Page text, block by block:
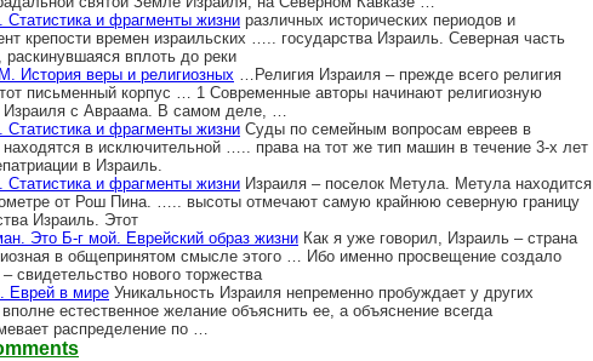
Статистика и фрагменты жизни различных исторических периодов и
крепости времен израильских ….. государства Израиль. Северная часть
раскинувшаяся вплоть до реки
История веры и религиозных …Религия Израиля – прежде всего религия
письменный корпус … 1 Современные авторы начинают религиозную
Израиля с Авраама. В самом деле, …
Статистика и фрагменты жизни Суды по семейным вопросам евреев в
находятся в исключительной ….. права на тот же тип машин в течение 3-х лет
в Израиль.
Статистика и фрагменты жизни Израиля – поселок Метула. Метула находится
от Рош Пина. ….. высоты отмечают самую крайнюю северную границу
Израиль. Этот
Это Б-г мой. Еврейский образ жизни Как я уже говорил, Израиль – страна
в общепринятом смысле этого … Ибо именно просвещение создало
свидетельство нового торжества
Еврей в мире Уникальность Израиля непременно пробуждает у других
естественное желание объяснить ее, а объяснение всегда
распределение по …